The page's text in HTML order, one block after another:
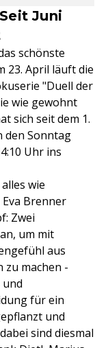
Juni
schönste
23. April läuft die
"Duell der
wie gewohnt
sich seit dem 1.
den Sonntag
Uhr ins
wie
Brenner
Zwei
um mit
aus
machen -
und
für ein
und
sind diesmal